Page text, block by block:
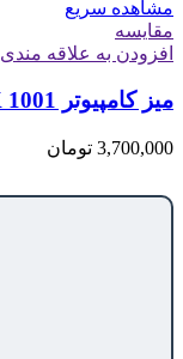
مشاهده سریع
مقایسه
افزودن به علاقه مندی
میز کامپیوتر WTK 1001
3,700,000 تومان